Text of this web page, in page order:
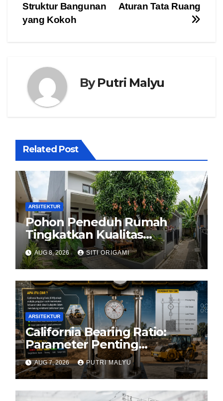
Aturan Tata Ruang
Struktur Bangunan
yang Kokoh
ByPutri Malyu
Related Post
ARSITEKTUR
Pohon Peneduh Rumah
Tingkatkan Kualitas
Arsitektur Hunian
AUG 8, 2026 SITI ORIGAMI
ARSITEKTUR
California Bearing Ratio:
Parameter Penting
Kekuatan Tanah Konstruksi
AUG 7, 2026 PUTRI MALYU